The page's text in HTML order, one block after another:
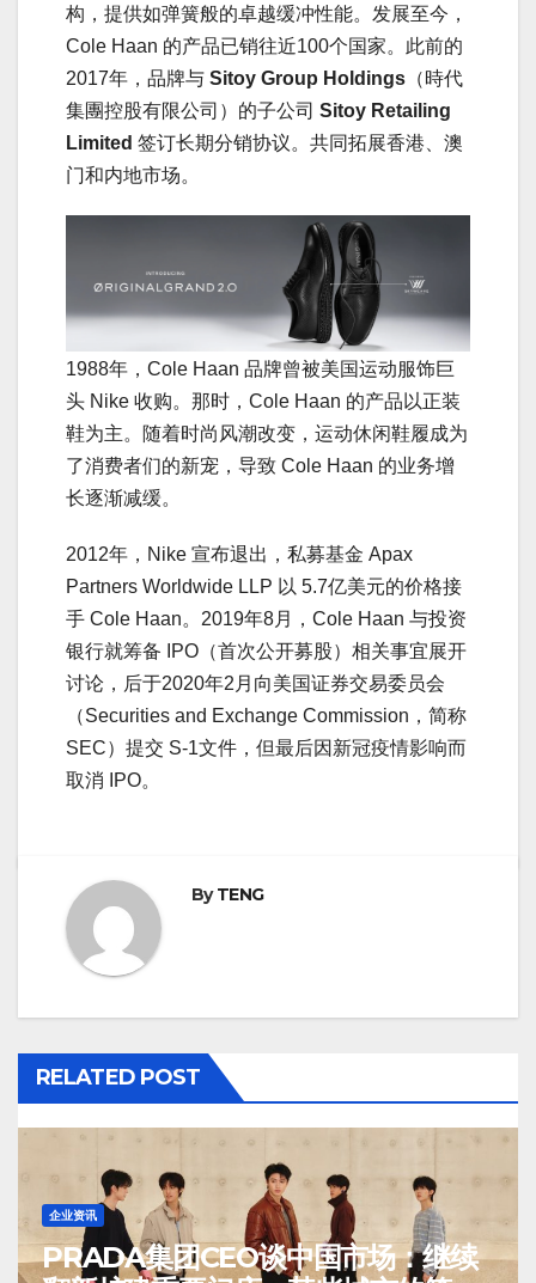
构，提供如弹簧般的卓越缓冲性能。发展至今，
Cole Haan 的产品已销往近100个国家。此前的
2017年，品牌与 Sitoy Group Holdings （時代
集團控股有限公司）的子公司 Sitoy Retailing
Limited 签订长期分销协议。共同拓展香港、澳
门和内地市场。
1988年，Cole Haan 品牌曾被美国运动服饰巨
头 Nike 收购。那时，Cole Haan 的产品以正装
鞋为主。随着时尚风潮改变，运动休闲鞋履成为
了消费者们的新宠，导致 Cole Haan 的业务增
长逐渐减缓。
2012年，Nike 宣布退出，私募基金 Apax
Partners Worldwide LLP 以 5.7亿美元的价格接
手 Cole Haan。2019年8月，Cole Haan 与投资
银行就筹备 IPO（首次公开募股）相关事宜展开
讨论，后于2020年2月向美国证券交易委员会
（Securities and Exchange Commission，简称
SEC）提交 S-1文件，但最后因新冠疫情影响而
取消 IPO。
ByTENG
RELATED POST
企业资讯
PRADA集团CEO谈中国市场：继续